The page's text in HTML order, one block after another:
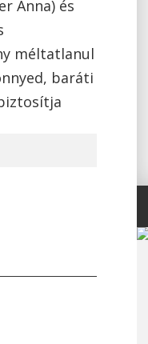
Anna) és
méltatlanul
baráti